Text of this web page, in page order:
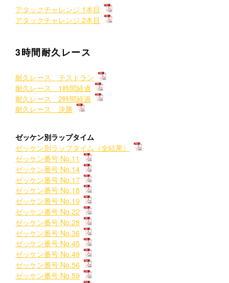
アタックチャレンジ 1本目
アタックチャレンジ 2本目
3時間耐久レース
耐久レース テストラン
耐久レース 1時間経過
耐久レース 2時間経過
耐久レース 決勝
ゼッケン別ラップタイム
ゼッケン別ラップタイム（全結果）
ゼッケン番号 No.11
ゼッケン番号 No.14
ゼッケン番号 No.17
ゼッケン番号 No.18
ゼッケン番号 No.19
ゼッケン番号 No.22
ゼッケン番号 No.28
ゼッケン番号 No.36
ゼッケン番号 No.45
ゼッケン番号 No.49
ゼッケン番号 No.56
ゼッケン番号 No.59